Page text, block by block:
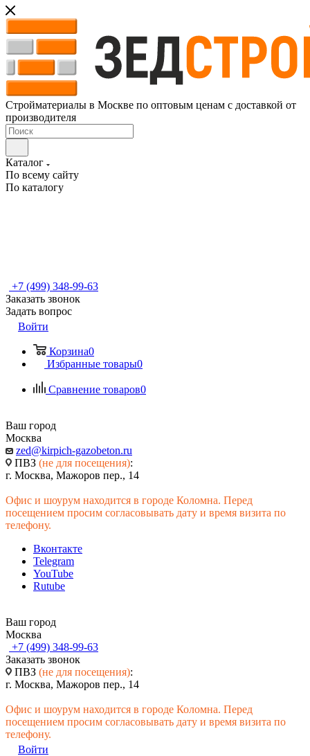
Стройматериалы в Москве по оптовым ценам с доставкой от
производителя
Каталог
По всему сайту
По каталогу
+7 (499) 348-99-63
Заказать звонок
Задать вопрос
Войти
Корзина0
Избранные товары0
Сравнение товаров0
Ваш город
Москва
zed@kirpich-gazobeton.ru
ПВЗ (не для посещения):
г. Москва, Мажоров пер., 14
Офис и шоурум находится в городе Коломна. Перед
посещением просим согласовывать дату и время визита по
телефону.
Вконтакте
Telegram
YouTube
Rutube
Ваш город
Москва
+7 (499) 348-99-63
Заказать звонок
ПВЗ (не для посещения):
г. Москва, Мажоров пер., 14
Офис и шоурум находится в городе Коломна. Перед
посещением просим согласовывать дату и время визита по
телефону.
Войти